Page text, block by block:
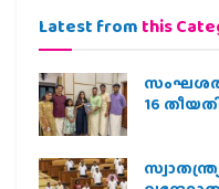
Latest from this
16